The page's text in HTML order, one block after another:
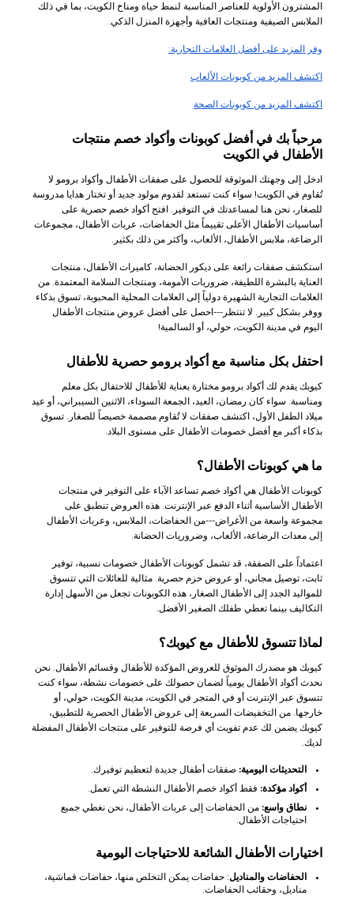
المشترون الأولوية للعناصر المناسبة لنمط حياة ومناخ الكويت، بما في ذلك
الملابس الصيفية ومنتجات العافية وأجهزة المنزل الذكي.
وفر المزيد على أفضل العلامات التجارية:
اكتشف المزيد من كوبونات الألعاب
اكتشف المزيد من كوبونات الصحة
مرحباً بك في أفضل كوبونات وأكواد خصم منتجات
الأطفال في الكويت
ادخل إلى وجهتك الموثوقة للحصول على صفقات الأطفال وأكواد برومو لا
تُقاوم في الكويت! سواء كنت تستعد لقدوم مولود جديد أو تختار هدايا مدروسة
للصغار، نحن هنا لمساعدتك في التوفير. افتح أكواد خصم حصرية على
أساسيات الأطفال الأعلى تقييماً مثل الحفاضات، عربات الأطفال، مجموعات
الرضاعة، ملابس الأطفال، الألعاب، وأكثر من ذلك بكثير.
استكشف صفقات رائعة على ديكور الحضانة، كاميرات الأطفال، منتجات
العناية بالبشرة اللطيفة، ضروريات الأمومة، ومنتجات السلامة المعتمدة. من
العلامات التجارية الشهيرة دولياً إلى العلامات المحلية المحبوبة، تسوق بذكاء
ووفر بشكل كبير. لا تنتظر---احصل على أفضل عروض منتجات الأطفال
اليوم في مدينة الكويت، حولي، أو السالمية!
احتفل بكل مناسبة مع أكواد برومو حصرية للأطفال
كيوبك يقدم لك أكواد برومو مختارة بعناية للأطفال للاحتفال بكل معلم
ومناسبة. سواء كان رمضان، العيد، الجمعة السوداء، الاثنين السيبراني، أو عيد
ميلاد الطفل الأول، اكتشف صفقات لا تُقاوم مصممة خصيصاً للصغار. تسوق
بذكاء أكبر مع أفضل خصومات الأطفال على مستوى البلاد.
ما هي كوبونات الأطفال؟
كوبونات الأطفال هي أكواد خصم تساعد الآباء على التوفير في منتجات
الأطفال الأساسية أثناء الدفع عبر الإنترنت. هذه العروض تنطبق على
مجموعة واسعة من الأغراض---من الحفاضات، الملابس، وعربات الأطفال
إلى معدات الرضاعة، الألعاب، وضروريات الحضانة.
اعتماداً على الصفقة، قد تشمل كوبونات الأطفال خصومات نسبية، توفير
ثابت، توصيل مجاني، أو عروض حزم حصرية. مثالية للعائلات التي تتسوق
للمواليد الجدد إلى الأطفال الصغار، هذه الكوبونات تجعل من الأسهل إدارة
التكاليف بينما تعطي طفلك الصغير الأفضل.
لماذا تتسوق للأطفال مع كيوبك؟
كيوبك هو مصدرك الموثوق للعروض المؤكدة للأطفال وقسائم الأطفال. نحن
نحدث أكواد الأطفال يومياً لضمان حصولك على خصومات نشطة، سواء كنت
تتسوق عبر الإنترنت أو في المتجر في الكويت، مدينة الكويت، حولي، أو
خارجها. من التخفيضات السريعة إلى عروض الأطفال الحصرية للتطبيق،
كيوبك يضمن لك عدم تفويت أي فرصة للتوفير على منتجات الأطفال المفضلة
لديك.
التحديثات اليومية: صفقات أطفال جديدة لتعظيم توفيرك.
أكواد مؤكدة: فقط أكواد خصم الأطفال النشطة التي تعمل.
نطاق واسع: من الحفاضات إلى عربات الأطفال، نحن نغطي جميع
احتياجات الأطفال.
اختيارات الأطفال الشائعة للاحتياجات اليومية
الحفاضات والمناديل: حفاضات يمكن التخلص منها، حفاضات قماشية،
مناديل، وحقائب الحفاضات.